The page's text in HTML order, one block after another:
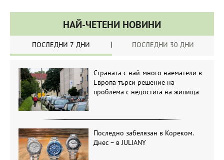
НАЙ-ЧЕТЕНИ НОВИНИ
ПОСЛЕДНИ 7 ДНИ ПОСЛЕДНИ 30 ДНИ
Страната с най-много наематели в
Европа търси решение на
проблема с недостига на жилища
Последно забелязан в Кореком.
Днес – в JULIANY